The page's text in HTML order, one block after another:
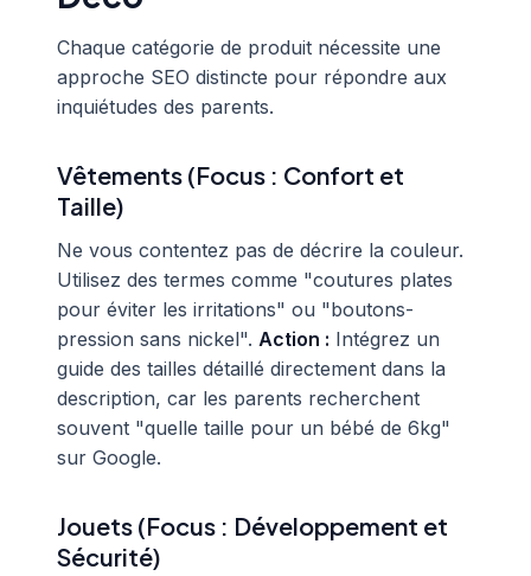
Chaque catégorie de produit nécessite une
approche SEO distincte pour répondre aux
inquiétudes des parents.
Vêtements (Focus : Confort et
Taille)
Ne vous contentez pas de décrire la couleur.
Utilisez des termes comme "coutures plates
pour éviter les irritations" ou "boutons-
pression sans nickel". Action : Intégrez un
guide des tailles détaillé directement dans la
description, car les parents recherchent
souvent "quelle taille pour un bébé de 6kg"
sur Google.
Jouets (Focus : Développement et
Sécurité)